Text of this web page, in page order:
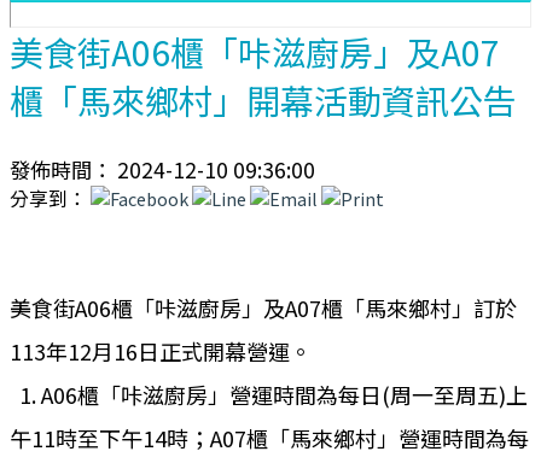
美食街A06櫃「咔滋廚房」及A07
櫃「馬來鄉村」開幕活動資訊公告
發佈時間： 2024-12-10 09:36:00
分享到：
美食街A06櫃「咔滋廚房」及A07櫃「馬來鄉村」訂於
113年12月16日正式開幕營運。
1. A06櫃「咔滋廚房」營運時間為每日(周一至周五)上
午11時至下午14時；A07櫃「馬來鄉村」營運時間為每